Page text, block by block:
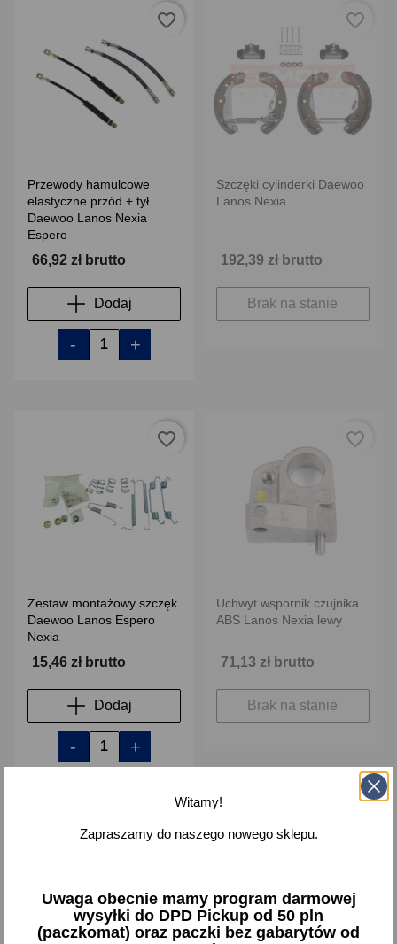
Przewody hamulcowe
elastyczne przód + tył
Daewoo Lanos Nexia
Espero
66,92 zł brutto
Dodaj
- +
favorite_border
Szczęki cylinderki Daewoo
Lanos Nexia
192,39 zł brutto
Brak na stanie
favorite_border
Zestaw montażowy szczęk
Daewoo Lanos Espero
Nexia
15,46 zł brutto
Dodaj
- +
favorite_border
Uchwyt wspornik czujnika
ABS Lanos Nexia lewy
71,13 zł brutto
Brak na stanie
favorite_border
favorite_border
Witamy!
Zapraszamy do naszego nowego sklepu.
Uwaga obecnie mamy program darmowej
wysyłki do DPD Pickup od 50 pln
(paczkomat) oraz paczki bez gabarytów od